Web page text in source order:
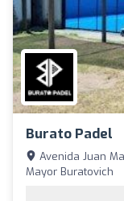
Burato Padel
Avenida Juan
Mayor Buratovich